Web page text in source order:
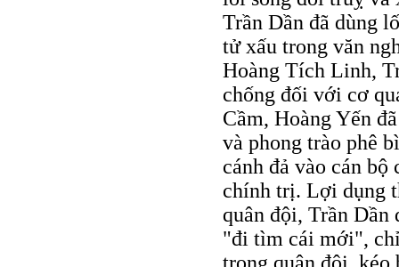
Trần Dần đã dùng
tử xấu trong văn
Hoàng Tích Linh,
chống đối với cơ
Cầm, Hoàng Yến
và phong trào phê
cánh đả vào cán
chính trị. Lợi dụng
quân đội, Trần
"đi tìm cái mới",